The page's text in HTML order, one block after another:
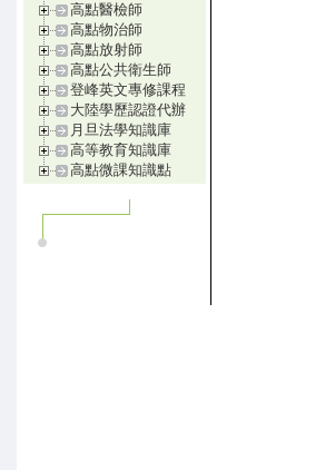
高點醫檢師
高點物治師
高點放射師
高點公共衛生師
登峰英文專修課程
大陸學歷認證代辦
月旦法學知識庫
高等教育知識庫
高點微課知識點